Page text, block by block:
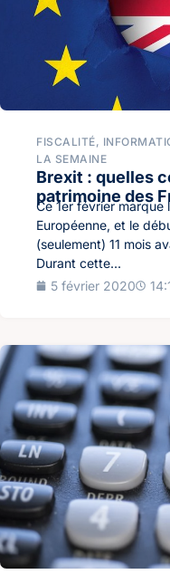
FISCALITÉ,
LA SEMAINE
Brexit : quelles
patrimoine des
Ce 1er février marque
Européenne, et le
(seulement) 11 mois
Durant cette...
5 février 2020